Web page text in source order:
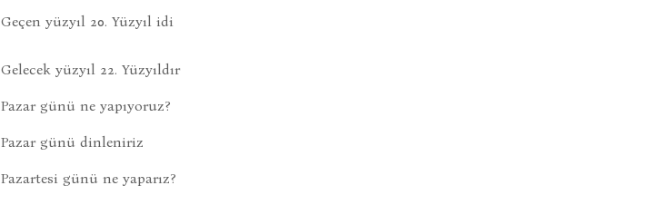
Geçen yüzyıl 20. Yüzyıl idi
Gelecek yüzyıl 22. Yüzyıldır
Pazar günü ne yapıyoruz?
Pazar günü dinleniriz
Pazartesi günü ne yaparız?